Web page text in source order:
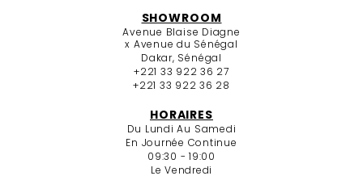
SHOWROOM
Avenue Blaise Diagne
x Avenue du Sénégal
Dakar, Sénégal
+221 33 922 36 27
+221 33 922 36 28
HORAIRES
Du Lundi Au Samedi
En Journée Continue
09:30 - 19:00
Le Vendredi